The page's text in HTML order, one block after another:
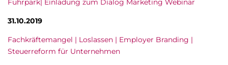
Fuhrpark| Einladung zum Dialog Marketing Webinar
31.10.2019
Fachkräftemangel | Loslassen | Employer Branding |
Steuerreform für Unternehmen